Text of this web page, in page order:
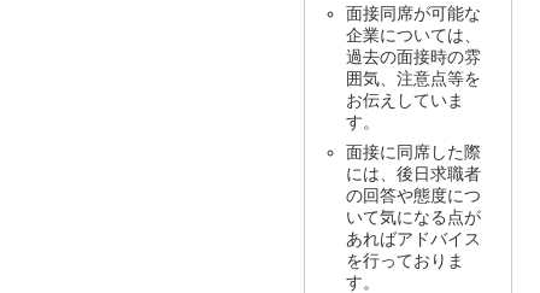
面接同席が可能な
企業については、
過去の面接時の雰
囲気、注意点等を
お伝えしていま
す。
面接に同席した際
には、後日求職者
の回答や態度につ
いて気になる点が
あればアドバイス
を行っておりま
す。